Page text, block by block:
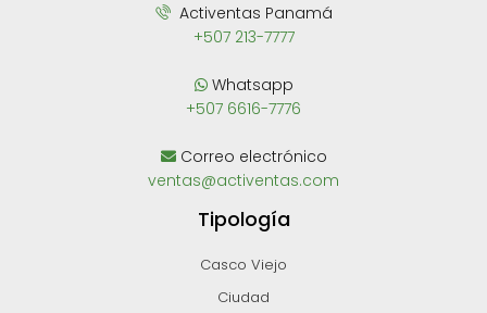
Activentas Panamá
+507 213-7777
Whatsapp
+507 6616-7776
Correo electrónico
ventas@activentas.com
Tipología
Casco Viejo
Ciudad